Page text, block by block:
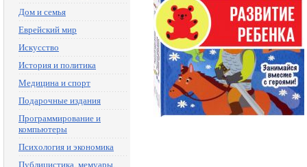
Дом и семья
Еврейский мир
Искусство
История и политика
Медицина и спорт
Подарочные издания
Программирование и
компьютеры
Психология и экономика
Публицистика, мемуары,